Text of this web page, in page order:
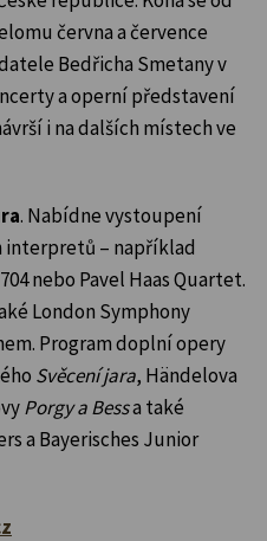
června a července
Bedřicha Smetany v
a operní představení
i na dalších místech ve
. Nabídne vystoupení
interpretů – například
nebo Pavel Haas Quartet.
London Symphony
Program doplní opery
Svěcení jara, Händelova
Porgy a Bessa také
a Bayerisches Junior